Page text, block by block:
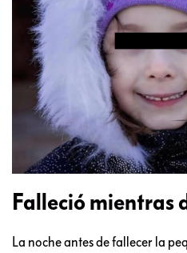
Falleció mientras
La noche antes de fallecer la